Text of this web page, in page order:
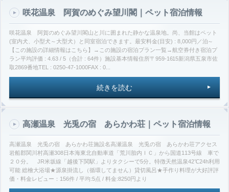
咲花温泉 阿賀のめぐみ望川閣｜ペット宿泊情報
咲花温泉 阿賀のめぐみ望川閣山と川に囲まれた静かな温泉地。尚、当館はペット
(室内犬、小型犬～大型犬）と同室宿泊できます。最安料金(目安) : 8,000円／泊～
【この施設の詳細情報はこちら】→この施設の宿泊プラン一覧→航空券付き宿泊プ
ラン平均評価 : 4.63 / 5（合計 : 64件）施設基本情報住所〒959-1615新潟県五泉市佐
取2869番地TEL : 0250-47-1000FAX : 0...
続きを読む
高瀬温泉 光兎の宿 あらかわ荘｜ペット宿泊情報
高瀬温泉 光兎の宿 あらかわ荘施設名高瀬温泉 光兎の宿 あらかわ荘アクセス
岩船郡関川村高瀬308日本海東北自動車道「荒川胎内ＩＣ」から国道113号線 車で
２０分。 JR米坂線「越後下関駅」よりタクシーで5分。特徴天然温泉42℃24h利用
可能 総檜大浴場★源泉掛流し（循環してません）貸切風呂★手作り料理が大好評評
価・料金レビュー：156件 / 平均:5点 / 料金:8250円より